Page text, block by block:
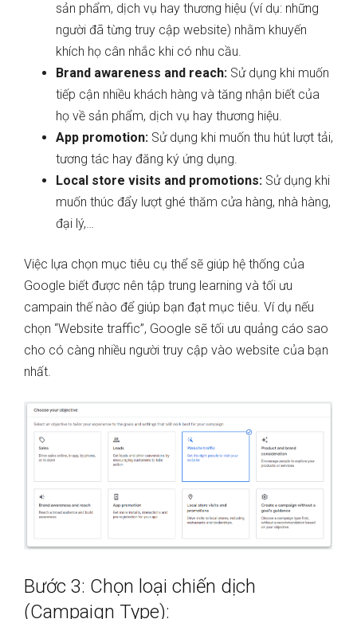
sản phẩm, dịch vụ hay thương hiệu (ví dụ: những
người đã từng truy cập website) nhằm khuyến
khích họ cân nhắc khi có nhu cầu.
Brand awareness and reach: Sử dụng khi muốn
tiếp cận nhiều khách hàng và tăng nhận biết của
họ về sản phẩm, dịch vụ hay thương hiệu.
App promotion: Sử dụng khi muốn thu hút lượt tải,
tương tác hay đăng ký ứng dụng.
Local store visits and promotions: Sử dụng khi
muốn thúc đẩy lượt ghé thăm cửa hàng, nhà hàng,
đại lý,…
Việc lựa chọn mục tiêu cụ thể sẽ giúp hệ thống của
Google biết được nên tập trung learning và tối ưu
campain thế nào để giúp bạn đạt mục tiêu. Ví dụ nếu
chọn “Website traffic”, Google sẽ tối ưu quảng cáo sao
cho có càng nhiều người truy cập vào website của bạn
nhất.
Bước 3: Chọn loại chiến dịch
(Campaign Type):